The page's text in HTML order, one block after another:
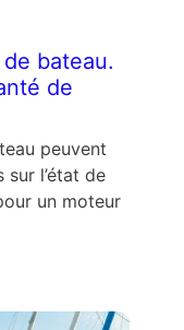
bateau.
de
peuvent
sur l’état de
un moteur